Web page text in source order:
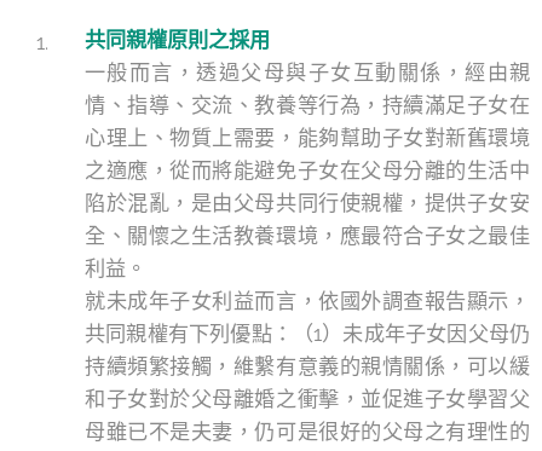
共同親權原則之採用
一般而言，透過父母與子女互動關係，經由親
情、指導、交流、教養等行為，持續滿足子女在
心理上、物質上需要，能夠幫助子女對新舊環境
之適應，從而將能避免子女在父母分離的生活中
陷於混亂，是由父母共同行使親權，提供子女安
全、關懷之生活教養環境，應最符合子女之最佳
利益。
就未成年子女利益而言，依國外調查報告顯示，
共同親權有下列優點：（1）未成年子女因父母仍
持續頻繁接觸，維繫有意義的親情關係，可以緩
和子女對於父母離婚之衝擊，並促進子女學習父
母雖已不是夫妻，仍可是很好的父母之有理性的